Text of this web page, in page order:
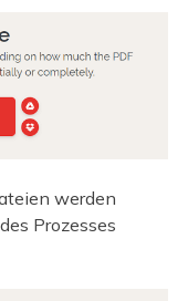
werden
Prozesses